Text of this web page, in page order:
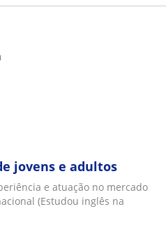
jovens e adultos
e atuação no mercado
(Estudou inglês na